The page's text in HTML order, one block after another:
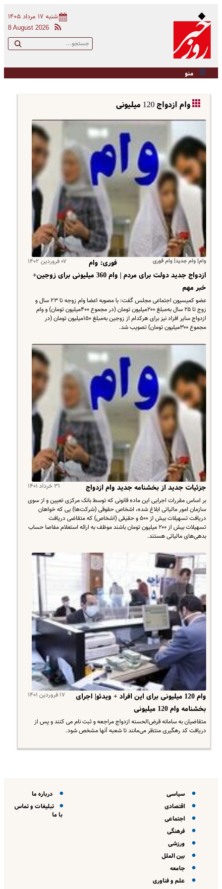
شنبه ۱۷ مرداد ۱۴۰۵
8 August 2026
منو
وام ازدواج 120 میلیونی
وام| وام جدید| وام فوری ۰۷ فروردین ۱۴۰۲
فوری: وام
ازدواج جدید دولت برای مردم | وام 360 میلیونی برای زوجین+
خبر مهم
عضو کمیسیون اجتماعی مجلس گفت: با مصوبه اعضا وام زوجه تا ۲۳ سال و
زوج تا ۲۵ سال به‌مبلغ ۲۰۰میلیون تومان (در مجموع ۴۰۰میلیون تومان) و وام
ازدواج سایر افراد نیز برای هرکدام از زوجین به‌مبلغ ۱۵۰میلیون تومان (در
مجموع ۳۰۰میلیون تومان) تصویب شد.
۳۱ خرداد ۱۴۰۱ جزئیات جدید از بخشنامه جدید وام ازدواج
بر اساس مقررات اجرایی این ماده قانونی که توسط بانک مرکزی تعیین و از سوی
سازمان امور مالیاتی ابلاغ شده، اشخاص حقوقی (شرکت‌ها) یی که خواهان
دریافت تسهیلات بیش از ۵۰۰ و حقیقی (اشخاص) که متقاضی دریافت
تسهیلات بیش از ۲۰۰ میلیون تومان باشند موظف به ارائه استعلام مفاصا حساب
بدهی‌های مالیاتی هستند.
۱۷ فروردین ۱۴۰۱
وام 120 میلیونی برای این افراد + ویدئو| اجرای
بخشنامه وام 120 میلیونی
متقاضیان به سامانه قرض‌الحسنه ازدواج مراجعه و ثبت نام می کنند و پس از
دریافت کد رهگیری منتظر می‌مانند تا شعبه آنها مشخص شود.
سیاسی
اقتصادی
اجتماعی
فرهنگی
ورزشی
بین الملل
جامعه
علم و فناوری
درباره ما
تبلیغات و تماس
با ما